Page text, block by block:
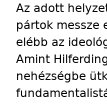
Az adott
pártok messze
elébb az
Amint
nehézségbe